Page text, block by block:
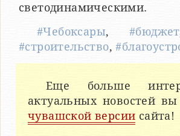
светодинамическими.
#Чебоксары, #бюджет
#строительство,
Еще больше
актуальных новостей вы
чувашской версии сайта!